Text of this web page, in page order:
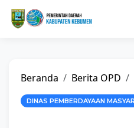
Beranda Berita OPD